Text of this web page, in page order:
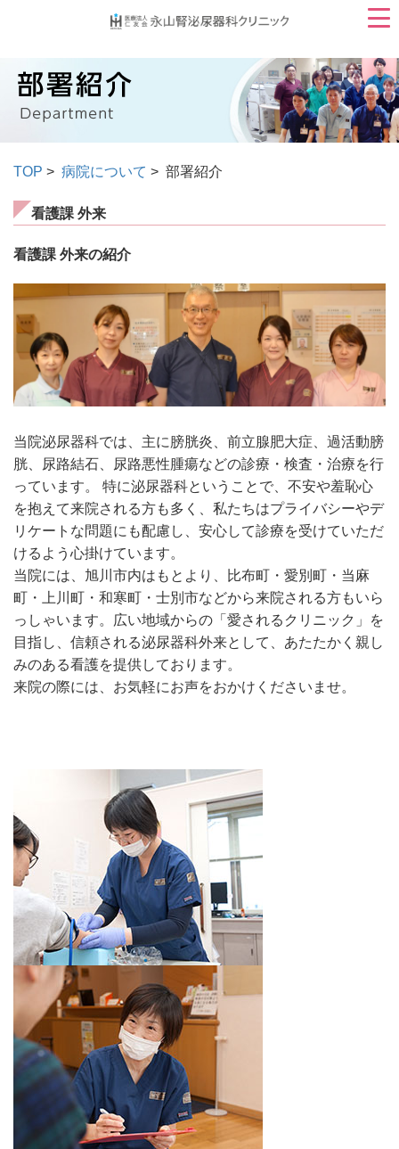
TOP > 病院について > 部署紹介
看護課 外来
看護課 外来の紹介
当院泌尿器科では、主に膀胱炎、前立腺肥大症、過活動膀
胱、尿路結石、尿路悪性腫瘍などの診療・検査・治療を行
っています。 特に泌尿器科ということで、不安や羞恥心
を抱えて来院される方も多く、私たちはプライバシーやデ
リケートな問題にも配慮し、安心して診療を受けていただ
けるよう心掛けています。
当院には、旭川市内はもとより、比布町・愛別町・当麻
町・上川町・和寒町・士別市などから来院される方もいら
っしゃいます。広い地域からの「愛されるクリニック」を
目指し、信頼される泌尿器科外来として、あたたかく親し
みのある看護を提供しております。
来院の際には、お気軽にお声をおかけくださいませ。